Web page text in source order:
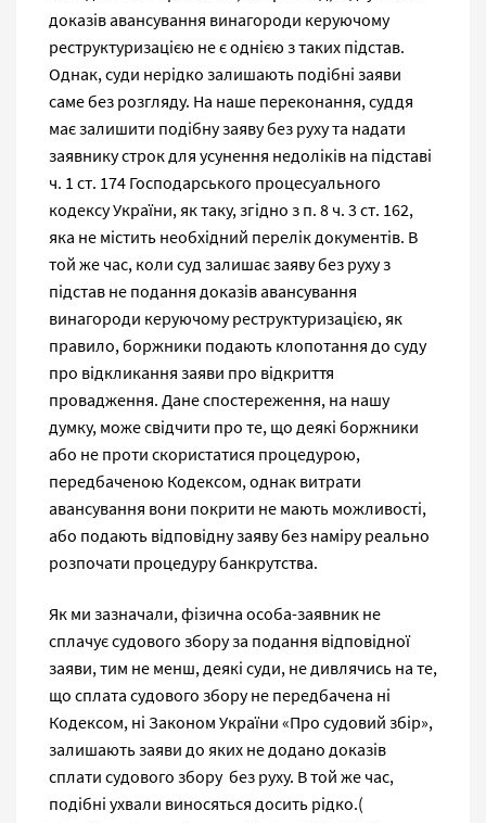
доказів авансування винагороди керуючому
реструктуризацією не є однією з таких підстав.
Однак, суди нерідко залишають подібні заяви
саме без розгляду. На наше переконання, суддя
має залишити подібну заяву без руху та надати
заявнику строк для усунення недоліків на підставі
ч. 1 ст. 174 Господарського процесуального
кодексу України, як таку, згідно з п. 8 ч. 3 ст. 162,
яка не містить необхідний перелік документів. В
той же час, коли суд залишає заяву без руху з
підстав не подання доказів авансування
винагороди керуючому реструктуризацією, як
правило, боржники подають клопотання до суду
про відкликання заяви про відкриття
провадження. Дане спостереження, на нашу
думку, може свідчити про те, що деякі боржники
або не проти скористатися процедурою,
передбаченою Кодексом, однак витрати
авансування вони покрити не мають можливості,
або подають відповідну заяву без наміру реально
розпочати процедуру банкрутства.
Як ми зазначали, фізична особа-заявник не
сплачує судового збору за подання відповідної
заяви, тим не менш, деякі суди, не дивлячись на те,
що сплата судового збору не передбачена ні
Кодексом, ні Законом України «Про судовий збір»,
залишають заяви до яких не додано доказів
сплати судового збору без руху. В той же час,
подібні ухвали виносяться досить рідко.(